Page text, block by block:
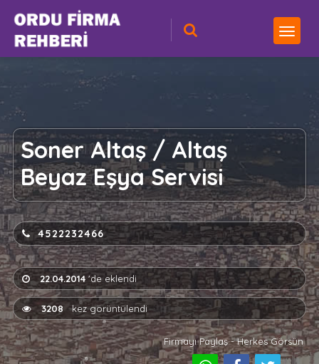
Soner Altaş / Altaş
Beyaz Eşya Servisi
4522232466
22.04.2014'de eklendi
3208 kez görüntülendi
Firmayı Paylaş - Herkes Görsün